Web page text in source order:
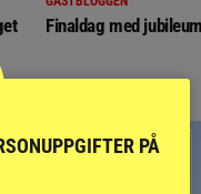
Finaldag med
PÅ